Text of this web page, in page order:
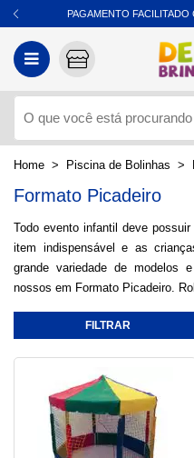
PAGAMENTO
Piscina de Bolinhas
Formato Picadeiro
Todo evento infantil deve
item indispensável e as
grande variedade de modelos
nossos em Formato Picadeiro.